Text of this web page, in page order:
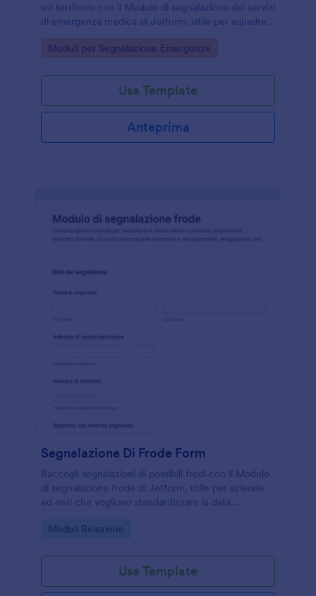
sul territorio con il Modulo di segnalazione dei servizi
di emergenza medica di Jotform, utile per squadre
protezione civile.
Go to Category:
Moduli per Segnalazione Emergenze
Usa Template
Anteprima
Segnalazione Di Frode Form
Raccogli segnalazioni di possibili frodi con il Modulo
di segnalazione frode di Jotform, utile per aziende
ed enti che vogliono standardizzare la data
submission in modo ordinato.
Go to Category:
Moduli Relazione
Usa Template